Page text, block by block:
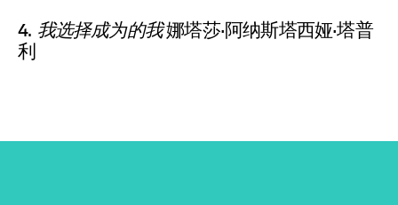
4. 我选择成为的我娜塔莎·阿纳斯塔西娅·塔普
利